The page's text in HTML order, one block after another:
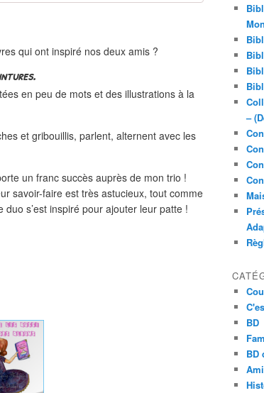
qui ont inspiré nos deux amis ?
en peu de mots et des illustrations à la
et gribouillis, parlent, alternent avec les
un franc succès auprès de mon trio !
savoir-faire est très astucieux, tout comme
s’est inspiré pour ajouter leur patte !
–
BD
BD